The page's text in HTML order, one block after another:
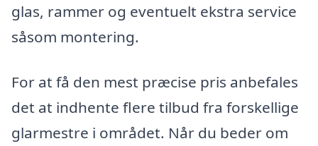
glas, rammer og eventuelt ekstra service
såsom montering.
For at få den mest præcise pris anbefales
det at indhente flere tilbud fra forskellige
glarmestre i området. Når du beder om